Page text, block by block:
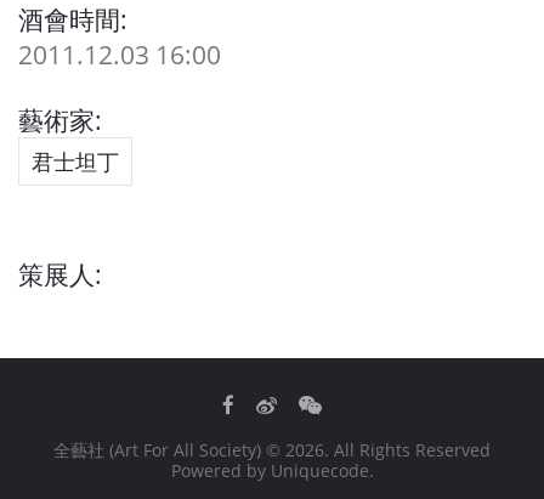
酒會時間:
2011.12.03 16:00
藝術家:
君士坦丁
策展人:
Facebook
WeiboWeChat
全藝社 (Art For All Society) © 2026. All Rights Reserved
Powered by Uniquecode.